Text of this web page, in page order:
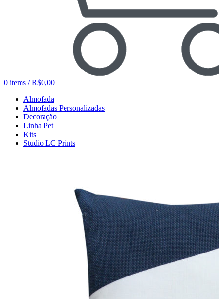
0 items / R$0,00
Almofada
Almofadas Personalizadas
Decoração
Linha Pet
Kits
Studio LC Prints